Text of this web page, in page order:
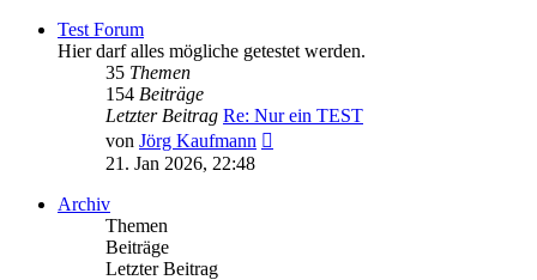
Test Forum
Hier darf alles mögliche getestet werden.
35 Themen
154 Beiträge
Letzter Beitrag Re: Nur ein TEST
von Jörg Kaufmann
21. Jan 2026, 22:48
Archiv
Themen
Beiträge
Letzter Beitrag